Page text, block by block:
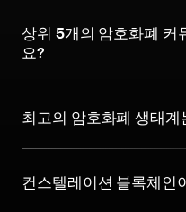
상위 5개의 암호화폐 커
요?
최고의 암호화폐 생태계
컨스텔레이션 블록체인